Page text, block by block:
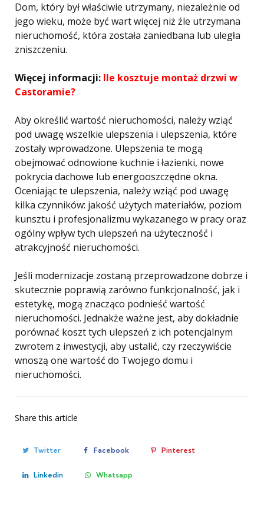
Dom, który był właściwie utrzymany, niezależnie od
jego wieku, może być wart więcej niż źle utrzymana
nieruchomość, która została zaniedbana lub uległa
zniszczeniu.
Więcej informacji: Ile kosztuje montaż drzwi w
Castoramie?
Aby określić wartość nieruchomości, należy wziąć
pod uwagę wszelkie ulepszenia i ulepszenia, które
zostały wprowadzone. Ulepszenia te mogą
obejmować odnowione kuchnie i łazienki, nowe
pokrycia dachowe lub energooszczędne okna.
Oceniając te ulepszenia, należy wziąć pod uwagę
kilka czynników: jakość użytych materiałów, poziom
kunsztu i profesjonalizmu wykazanego w pracy oraz
ogólny wpływ tych ulepszeń na użyteczność i
atrakcyjność nieruchomości.
Jeśli modernizacje zostaną przeprowadzone dobrze i
skutecznie poprawią zarówno funkcjonalność, jak i
estetykę, mogą znacząco podnieść wartość
nieruchomości. Jednakże ważne jest, aby dokładnie
porównać koszt tych ulepszeń z ich potencjalnym
zwrotem z inwestycji, aby ustalić, czy rzeczywiście
wnoszą one wartość do Twojego domu i
nieruchomości.
Share this article
Twitter Facebook Pinterest
Linkedin Whatsapp